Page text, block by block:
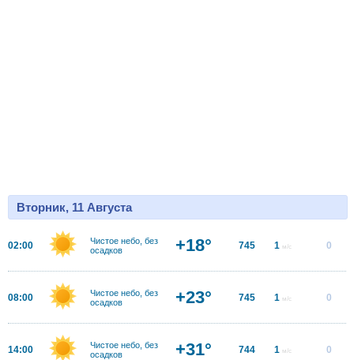
Вторник, 11 Августа
02:00
Чистое небо, без
осадков
+18° 745 1 м/с 0
08:00
Чистое небо, без
осадков
+23° 745 1 м/с 0
14:00
Чистое небо, без
осадков
+31° 744 1 м/с 0